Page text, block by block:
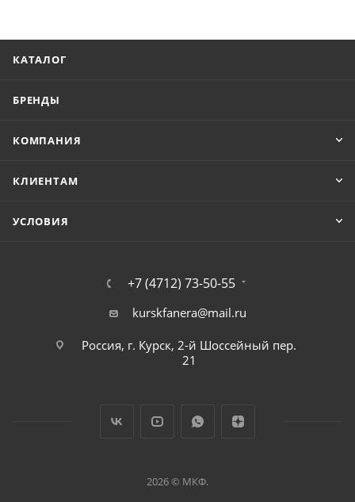
КАТАЛОГ
БРЕНДЫ
КОМПАНИЯ
КЛИЕНТАМ
УСЛОВИЯ
+7 (4712) 73-50-55
kurskfanera@mail.ru
Россия, г. Курск, 2-й Шоссейный пер.
21
2026 © МКФ.